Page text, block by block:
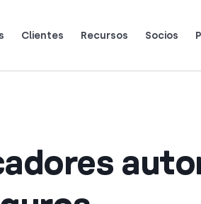
Clientes Recursos Socios